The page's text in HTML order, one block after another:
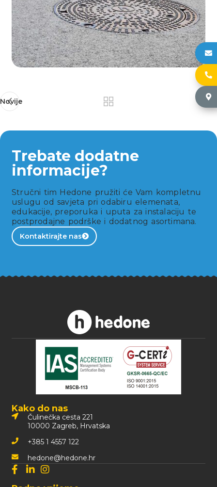
Novije
Trebate dodatne
informacije?
Stručni tim Hedone pružiti će Vam kompletnu
uslugu od savjeta pri odabiru elemenata,
edukacije, preporuka i uputa za instalaciju te
postprodajne podrške i dodatnog asortimana.
Kontaktirajte nas
Kako do nas
Čulinečka cesta 221
10000 Zagreb, Hrvatska
+385 1 4557 122
hedone@hedone.hr